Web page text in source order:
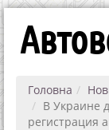
Головна
В Украине
регистрация